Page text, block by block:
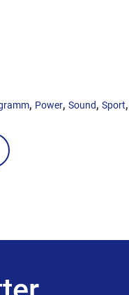
, Power, Sound, Sport,